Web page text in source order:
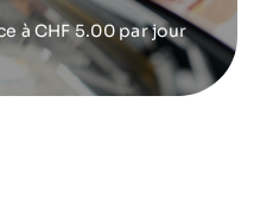
à CHF 5.00 par jour